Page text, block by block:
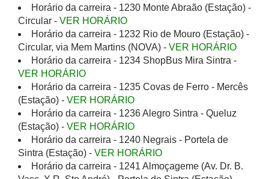
Horário da carreira - 1230 Monte Abraão (Estação) -
Circular - VER HORÁRIO
Horário da carreira - 1232 Rio de Mouro (Estação) -
Circular, via Mem Martins (NOVA) - VER HORÁRIO
Horário da carreira - 1234 ShopBus Mira Sintra -
VER HORÁRIO
Horário da carreira - 1235 Covas de Ferro - Mercês
(Estação) - VER HORÁRIO
Horário da carreira - 1236 Alegro Sintra - Queluz
(Estação) - VER HORÁRIO
Horário da carreira - 1240 Negrais - Portela de
Sintra (Estação) - VER HORÁRIO
Horário da carreira - 1241 Almoçageme (Av. Dr. B.